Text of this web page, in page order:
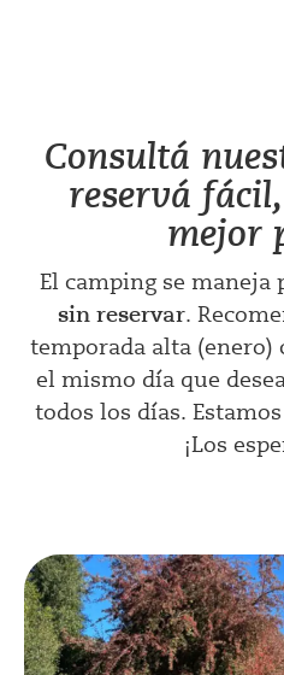
Consultá
reservá
mejor
El camping se maneja
sin reservar.
temporada alta
el mismo día que
todos los días.
¡Los